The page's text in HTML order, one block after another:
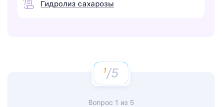
Гидролиз сахарозы
/5
Вопрос 1 из 5